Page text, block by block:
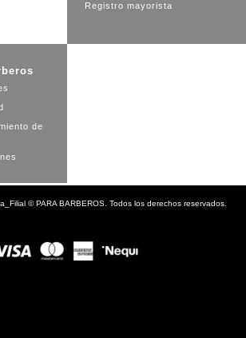
Registro mayorista
de
©PARA BARBEROS. Todos los derechos reservados.